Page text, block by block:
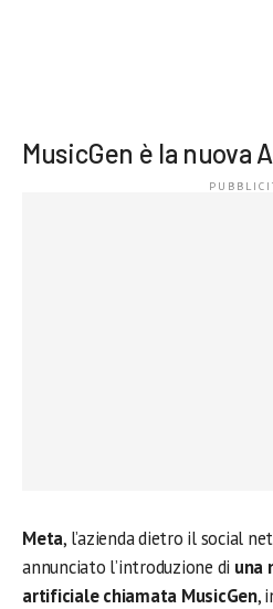
MusicGen è la nuova
Meta, l’azienda dietro il social
annunciato l’introduzione di una
artificiale chiamata MusicGen,